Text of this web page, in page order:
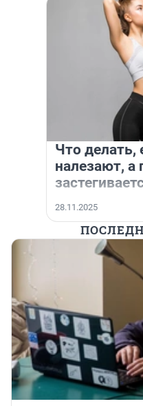
Что
налезают, а
28.11.2025